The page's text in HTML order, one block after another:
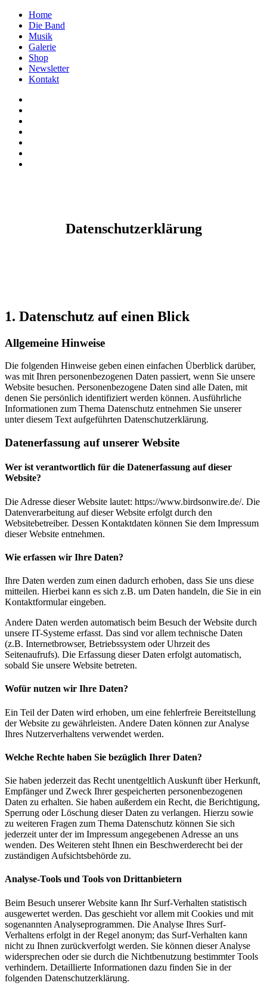
Home
Die Band
Musik
Galerie
Shop
Newsletter
Kontakt
Datenschutzerklärung
1. Datenschutz auf einen Blick
Allgemeine Hinweise
Die folgenden Hinweise geben einen einfachen Überblick darüber,
was mit Ihren personenbezogenen Daten passiert, wenn Sie unsere
Website besuchen. Personenbezogene Daten sind alle Daten, mit
denen Sie persönlich identifiziert werden können. Ausführliche
Informationen zum Thema Datenschutz entnehmen Sie unserer
unter diesem Text aufgeführten Datenschutzerklärung.
Datenerfassung auf unserer Website
Wer ist verantwortlich für die Datenerfassung auf dieser
Website?
Die Adresse dieser Website lautet: https://www.birdsonwire.de/. Die
Datenverarbeitung auf dieser Website erfolgt durch den
Websitebetreiber. Dessen Kontaktdaten können Sie dem Impressum
dieser Website entnehmen.
Wie erfassen wir Ihre Daten?
Ihre Daten werden zum einen dadurch erhoben, dass Sie uns diese
mitteilen. Hierbei kann es sich z.B. um Daten handeln, die Sie in ein
Kontaktformular eingeben.
Andere Daten werden automatisch beim Besuch der Website durch
unsere IT-Systeme erfasst. Das sind vor allem technische Daten
(z.B. Internetbrowser, Betriebssystem oder Uhrzeit des
Seitenaufrufs). Die Erfassung dieser Daten erfolgt automatisch,
sobald Sie unsere Website betreten.
Wofür nutzen wir Ihre Daten?
Ein Teil der Daten wird erhoben, um eine fehlerfreie Bereitstellung
der Website zu gewährleisten. Andere Daten können zur Analyse
Ihres Nutzerverhaltens verwendet werden.
Welche Rechte haben Sie bezüglich Ihrer Daten?
Sie haben jederzeit das Recht unentgeltlich Auskunft über Herkunft,
Empfänger und Zweck Ihrer gespeicherten personenbezogenen
Daten zu erhalten. Sie haben außerdem ein Recht, die Berichtigung,
Sperrung oder Löschung dieser Daten zu verlangen. Hierzu sowie
zu weiteren Fragen zum Thema Datenschutz können Sie sich
jederzeit unter der im Impressum angegebenen Adresse an uns
wenden. Des Weiteren steht Ihnen ein Beschwerderecht bei der
zuständigen Aufsichtsbehörde zu.
Analyse-Tools und Tools von Drittanbietern
Beim Besuch unserer Website kann Ihr Surf-Verhalten statistisch
ausgewertet werden. Das geschieht vor allem mit Cookies und mit
sogenannten Analyseprogrammen. Die Analyse Ihres Surf-
Verhaltens erfolgt in der Regel anonym; das Surf-Verhalten kann
nicht zu Ihnen zurückverfolgt werden. Sie können dieser Analyse
widersprechen oder sie durch die Nichtbenutzung bestimmter Tools
verhindern. Detaillierte Informationen dazu finden Sie in der
folgenden Datenschutzerklärung.